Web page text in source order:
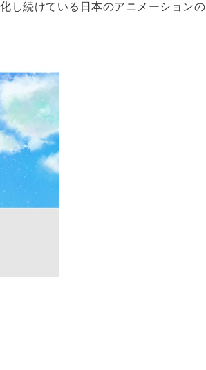
し続けている日本のアニメーションの